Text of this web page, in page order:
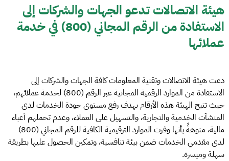
هيئة الاتصالات تدعو الجهات والشركات إلى
الاستفادة من الرقم المجاني (800) في خدمة
عملائها
دعت هيئة الاتصالات وتقنية المعلومات كافة الجهات والشركات إلى
الاستفادة من الموارد الرقمية المجانية عبر الرقم (800) لخدمة عملائهم،
حيث تتيح الهيئة هذه الأرقام بهدف رفع مستوى جودة الخدمات لدى
المنشآت الخدمية والتجارية، والتسهيل على العملاء، وعدم تحملهم أعباء
مالية، منوهةً بأنها وفرت الموارد الترقيمية الكافية للرقم المجاني (800)
لدى مقدمي الخدمات ضمن بيئة تنافسية، وتمكين الحصول عليها بطريقة
سهلة وميسرة.